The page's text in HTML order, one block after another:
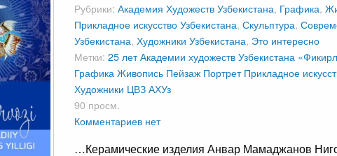
Рубрики:Академия Художеств Узбекистана, Графика,
Прикладное искусство Узбекистана,Скульптура,
Узбекистана,Художники Узбекистана, Это интересно
Метки:25 лет Академии художеств Узбекистана
Графика Живопись Пейзаж Портрет Прикладное
Художники ЦВЗ АХУз
90 просм.
Комментариев нет
…Керамические изделия Анвар Мамаджанов